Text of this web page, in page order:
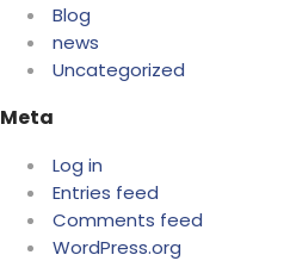
Blog
news
Uncategorized
Meta
Log in
Entries feed
Comments feed
WordPress.org